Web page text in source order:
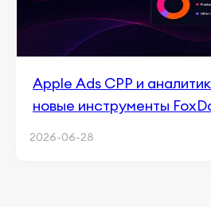
Apple Ads CPP и
новые инструменты
2026-06-28